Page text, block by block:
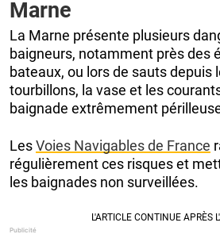
Marne
La Marne présente plusieurs
baigneurs, notamment près des
bateaux, ou lors de sauts depuis
tourbillons, la vase et les
baignade extrêmement
LesVoies Navigables de France
régulièrement ces risques et
les baignades non surveillées.